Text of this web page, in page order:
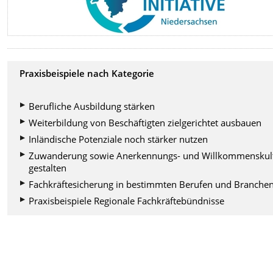
Praxisbeispiele nach Kategorie
Berufliche Ausbildung stärken
Weiterbildung von Beschäftigten zielgerichtet ausbauen
Inländische Potenziale noch stärker nutzen
Zuwanderung sowie Anerkennungs- und
gestalten
Fachkräftesicherung in bestimmten Berufen und
Praxisbeispiele Regionale Fachkräftebündnisse